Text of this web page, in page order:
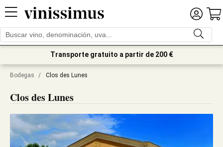
Transporte gratuito a partir de 200 €
Bodegas / Clos des Lunes
Clos des Lunes